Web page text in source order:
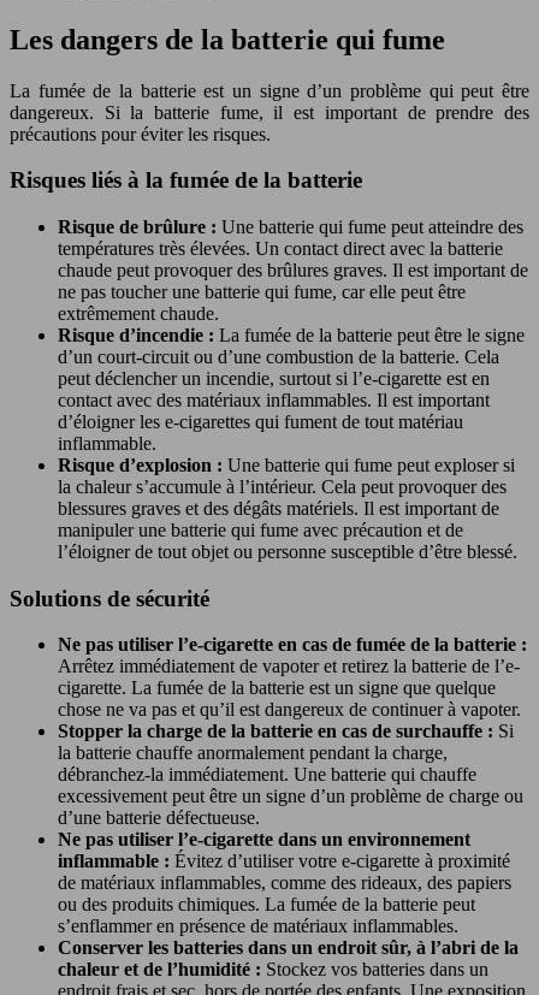
Les dangers de la batterie qui fume
La fumée de la batterie est un signe d’un problème qui peut être
dangereux. Si la batterie fume, il est important de prendre des
précautions pour éviter les risques.
Risques liés à la fumée de la batterie
Risque de brûlure : Une batterie qui fume peut atteindre des
températures très élevées. Un contact direct avec la batterie
chaude peut provoquer des brûlures graves. Il est important de
ne pas toucher une batterie qui fume, car elle peut être
extrêmement chaude.
Risque d’incendie : La fumée de la batterie peut être le signe
d’un court-circuit ou d’une combustion de la batterie. Cela
peut déclencher un incendie, surtout si l’e-cigarette est en
contact avec des matériaux inflammables. Il est important
d’éloigner les e-cigarettes qui fument de tout matériau
inflammable.
Risque d’explosion : Une batterie qui fume peut exploser si
la chaleur s’accumule à l’intérieur. Cela peut provoquer des
blessures graves et des dégâts matériels. Il est important de
manipuler une batterie qui fume avec précaution et de
l’éloigner de tout objet ou personne susceptible d’être blessé.
Solutions de sécurité
Ne pas utiliser l’e-cigarette en cas de fumée de la batterie :
Arrêtez immédiatement de vapoter et retirez la batterie de l’e-
cigarette. La fumée de la batterie est un signe que quelque
chose ne va pas et qu’il est dangereux de continuer à vapoter.
Stopper la charge de la batterie en cas de surchauffe : Si
la batterie chauffe anormalement pendant la charge,
débranchez-la immédiatement. Une batterie qui chauffe
excessivement peut être un signe d’un problème de charge ou
d’une batterie défectueuse.
Ne pas utiliser l’e-cigarette dans un environnement
inflammable : Évitez d’utiliser votre e-cigarette à proximité
de matériaux inflammables, comme des rideaux, des papiers
ou des produits chimiques. La fumée de la batterie peut
s’enflammer en présence de matériaux inflammables.
Conserver les batteries dans un endroit sûr, à l’abri de la
chaleur et de l’humidité : Stockez vos batteries dans un